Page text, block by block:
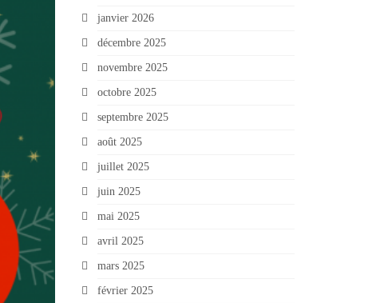
janvier 2026
décembre 2025
novembre 2025
octobre 2025
septembre 2025
août 2025
juillet 2025
juin 2025
mai 2025
avril 2025
mars 2025
février 2025